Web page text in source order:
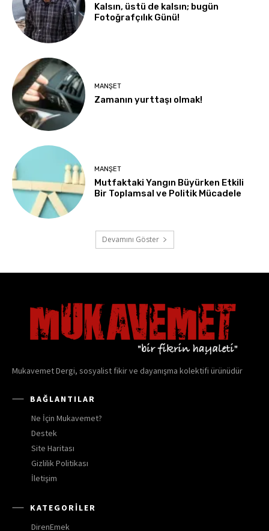
Kalsın, üstü de kalsın; bugün
Fotoğrafçılık Günü!
MANŞET
Zamanın yurttaşı olmak!
MANŞET
Mutfaktaki Yangın Büyürken Etkili
Bir Toplamsal ve Politik Mücadele
Devamını Göster
Mukavemet Dergi, sosyalist fikir ve dayanışma kolektifi ürünüdür
BAĞLANTILAR
Ne İçin Mukavemet?
Destek
Site Haritası
Gizlilik Politikası
İletişim
KATEGORILER
DirenEmek